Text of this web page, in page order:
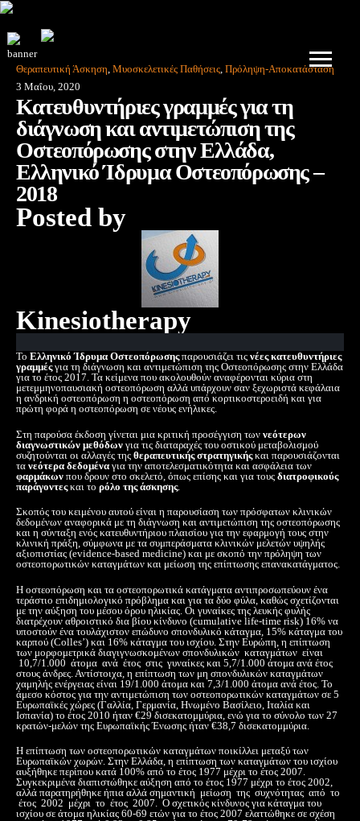
Θεραπευτική Άσκηση, Μυοσκελετικές Παθήσεις, Πρόληψη-Αποκατάσταση
3 Μαΐου, 2020
Κατευθυντήριες γραμμές για τη
διάγνωση και αντιμετώπιση της
Οστεοπόρωσης στην Ελλάδα,
Ελληνικό Ίδρυμα Οστεοπόρωσης –
2018
Posted by
Kinesiotherapy
Το Ελληνικό Ίδρυμα Οστεοπόρωσηςπαρουσιάζει τις νέες κατευθυντήριες
γραμμέςγια τη διάγνωση και αντιμετώπιση της Οστεοπόρωσης στην Ελλάδα
για το έτος 2017. Τα κείμενα που ακολουθούν αναφέρονται κύρια στη
μετεμμηνοπαυσιακή οστεοπόρωση αλλά υπάρχουν σαν ξεχωριστά κεφάλαια
η ανδρική οστεοπόρωση η οστεοπόρωση από κορτικοστεροειδή και για
πρώτη φορά η οστεοπόρωση σε νέους ενήλικες.
Στη παρούσα έκδοση γίνεται μια κριτική προσέγγιση των νεότερων
διαγνωστικών μεθόδων για τις διαταραχές του οστικού μεταβολισμού
συζητούνται οι αλλαγές της θεραπευτικής στρατηγικήςκαι παρουσιάζονται
τα νεότερα δεδομένα για την αποτελεσματικότητα και ασφάλεια των
φαρμάκων που δρουν στο σκελετό, όπως επίσης και για τους διατροφικούς
παράγοντεςκαι το ρόλο της άσκησης.
Σκοπός του κειμένου αυτού είναι η παρουσίαση των πρόσφατων κλινικών
δεδομένων αναφορικά με τη διάγνωση και αντιμετώπιση της οστεοπόρωσης
και η σύνταξη ενός κατευθυντήριου πλαισίου για την εφαρμογή τους στην
κλινική πράξη, σύμφωνα με τα συμπεράσματα κλινικών μελετών υψηλής
αξιοπιστίας (evidence-based medicine) και με σκοπό την πρόληψη των
οστεοπορωτικών καταγμάτων και μείωση της επίπτωσης επανακατάγματος.
Η οστεοπόρωση και τα οστεοπορωτικά κατάγματα αντιπροσωπεύουν ένα
τεράστιο επιδημιολογικό πρόβλημα και για τα δύο φύλα, καθώς σχετίζονται
με την αύξηση του μέσου όρου ηλικίας. Οι γυναίκες της λευκής φυλής
διατρέχουν αθροιστικό δια βίου κίνδυνο (cumulative life-time risk) 16% να
υποστούν ένα τουλάχιστον επώδυνο σπονδυλικό κάταγμα, 15% κάταγμα του
καρπού (Colles’) και 16% κάταγμα του ισχίου. Στην Ευρώπη, η επίπτωση
των μορφομετρικά διαγιγνωσκομένων σπονδυλικών καταγμάτων είναι
10,7/1.000 άτομα ανά έτος στις γυναίκες και 5,7/1.000 άτομα ανά έτος
στους άνδρες. Αντίστοιχα, η επίπτωση των μη σπονδυλικών καταγμάτων
χαμηλής ενέργειας είναι 19/1.000 άτομα και 7,3/1.000 άτομα ανά έτος. Το
άμεσο κόστος για την αντιμετώπιση των οστεοπορωτικών καταγμάτων σε 5
Ευρωπαϊκές χώρες (Γαλλία, Γερμανία, Ηνωμένο Βασίλειο, Ιταλία και
Ισπανία) το έτος 2010 ήταν €29 δισεκατομμύρια, ενώ για το σύνολο των 27
κρατών-μελών της Ευρωπαϊκής Ένωσης ήταν €38,7 δισεκατομμύρια.
Η επίπτωση των οστεοπορωτικών καταγμάτων ποικίλλει μεταξύ των
Ευρωπαϊκών χωρών. Στην Ελλάδα, η επίπτωση των καταγμάτων του ισχίου
αυξήθηκε περίπου κατά 100% από το έτος 1977 μέχρι το έτος 2007.
Συγκεκριμένα διαπιστώθηκε αύξηση από το έτος 1977 μέχρι το έτος 2002,
αλλά παρατηρήθηκε ήπια αλλά σημαντική μείωση της συχνότητας από το
έτος 2002 μέχρι το έτος 2007. Ο σχετικός κίνδυνος για κάταγμα του
ισχίου σε άτομα ηλικίας 60-69 ετών για το έτος 2007 ελαττώθηκε σε σχέση